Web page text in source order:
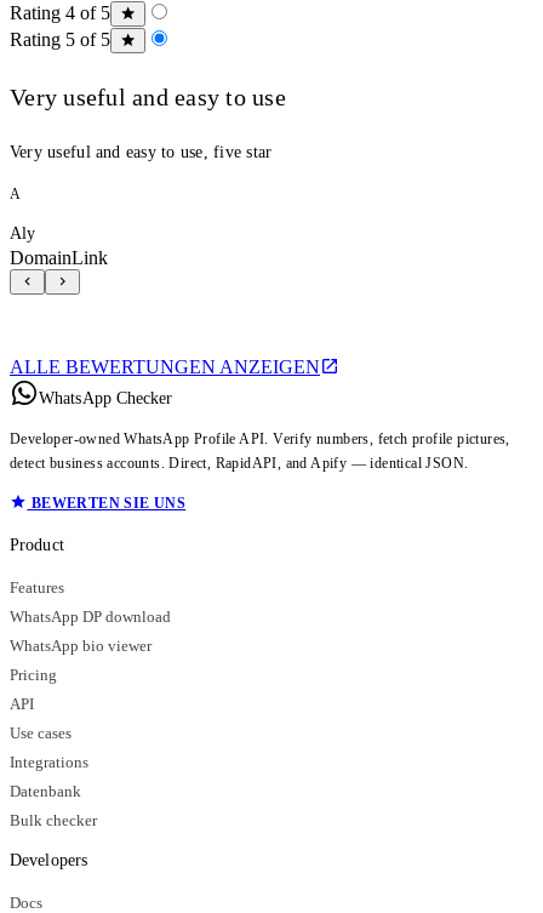
Rating 4 of 5
Rating 5 of 5
Very useful and easy to use
Very useful and easy to use, five star
A
Aly
DomainLink
ALLE BEWERTUNGEN ANZEIGEN
WhatsApp Checker
Developer-owned WhatsApp Profile API. Verify numbers, fetch profile pictures,
detect business accounts. Direct, RapidAPI, and Apify — identical JSON.
BEWERTEN SIE UNS
Product
Features
WhatsApp DP download
WhatsApp bio viewer
Pricing
API
Use cases
Integrations
Datenbank
Bulk checker
Developers
Docs